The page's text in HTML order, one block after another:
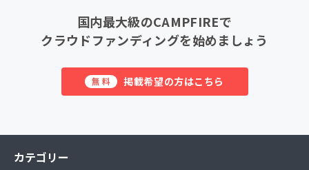
国内最大級のCAMPFIREで
クラウドファンディングを始めましょう
無料 掲載希望の方はこちら
カテゴリー